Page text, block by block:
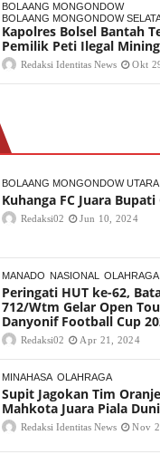
BOLAANG MONGONDOW
BOLAANG MONGONDOW
Kapolres Bolsel Bantah
Pemilik Peti Ilegal
Redaksi Identitas News Okt
BOLAANG MONGONDOW UTARA
Kuhanga FC Juara Bupati
Redaksi02 Jun 10, 2024
MANADO NASIONAL OLAHRAGA
Peringati HUT ke-62,
712/Wtm Gelar Open
Danyonif Football Cup
Redaksi02 Apr 21, 2024
MINAHASA OLAHRAGA
Supit Jagokan Tim
Mahkota Juara Piala
Redaksi Identitas News Nov